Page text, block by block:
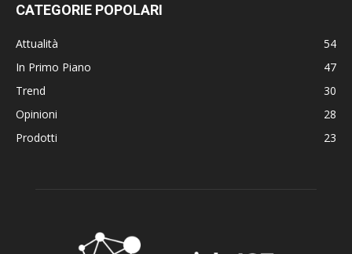
CATEGORIE POPOLARI
Attualità
54
In Primo Piano
47
Trend
30
Opinioni
28
Prodotti
23